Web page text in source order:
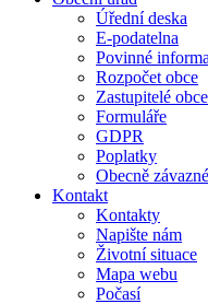
Úřední deska
E-podatelna
Povinné
Rozpočet obce
Zastupitelé obce
Formuláře
GDPR
Poplatky
Obecně
Kontakt
Kontakty
Napište nám
Životní situace
Mapa webu
Počasí